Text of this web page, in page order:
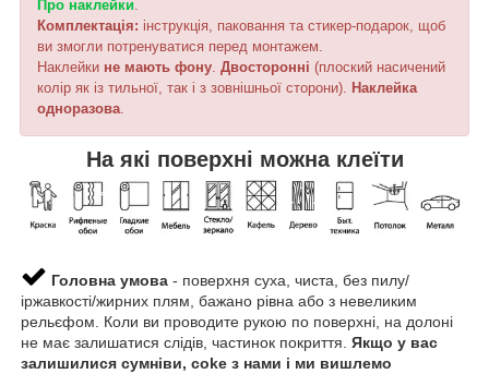
Про наклейки.
Комплектація: інструкція, паковання та стикер-подарок, щоб
ви змогли потренуватися перед монтажем.
Наклейки не мають фону. Двосторонні (плоский насичений
колір як із тильної, так і з зовнішньої сторони). Наклейка
одноразова.
На які поверхні можна клеїти
Головна умова - поверхня суха, чиста, без пилу/
іржавкості/жирних плям, бажано рівна або з невеликим
рельєфом. Коли ви проводите рукою по поверхні, на долоні
не має залишатися слідів, частинок покриття. Якщо у вас
залишилися сумніви, coke з нами і ми вишлемо